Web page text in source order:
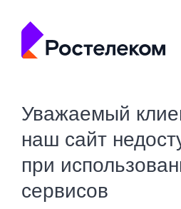
Уважаемый
наш сайт
при
сервисов